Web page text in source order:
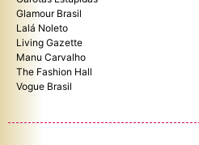
Glamour Brasil
Lalá Noleto
Living Gazette
Manu Carvalho
The Fashion Hall
Vogue Brasil